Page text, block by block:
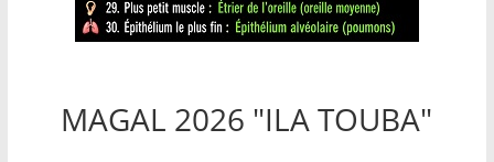
MAGAL 2026 "ILA TOUBA"